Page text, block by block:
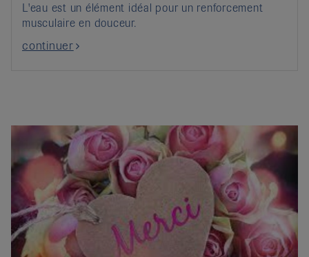
L'eau est un élément idéal pour un renforcement
musculaire en douceur.
continuer